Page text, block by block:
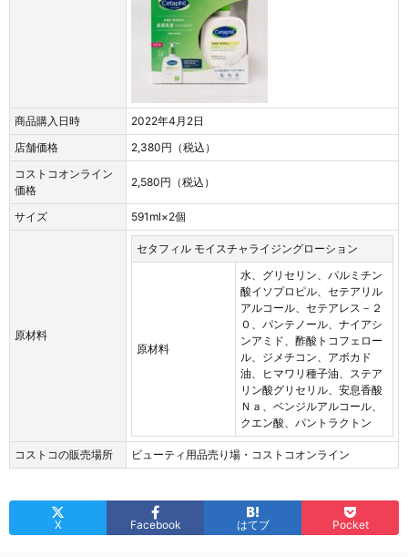
商品購入日時
2022年4月2日
店舗価格
2,380円（税込）
コストコオンライン
価格
2,580円（税込）
サイズ 591ml×2個
原材料
セタフィル モイスチャライジングローション
原材料
水、グリセリン、パルミチン
酸イソプロピル、セテアリル
アルコール、セテアレス－２
０、パンテノール、ナイアシ
ンアミド、酢酸トコフェロー
ル、ジメチコン、アボカド
油、ヒマワリ種子油、ステア
リン酸グリセリル、安息香酸
Ｎａ、ベンジルアルコール、
クエン酸、パントラクトン
コストコの販売場所 ビューティ用品売り場・コストコオンライン
X Facebook はてブ Pocket